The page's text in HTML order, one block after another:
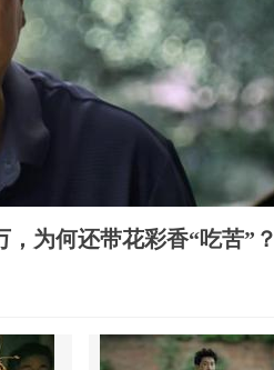
，为何还带花彩香“吃苦”？